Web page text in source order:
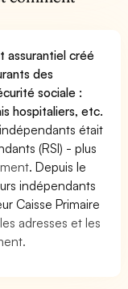
assurantiel créé
des
sociale :
hospitaliers, etc.
était
(RSI) - plus
. Depuis le
indépendants
Caisse Primaire
adresses et les